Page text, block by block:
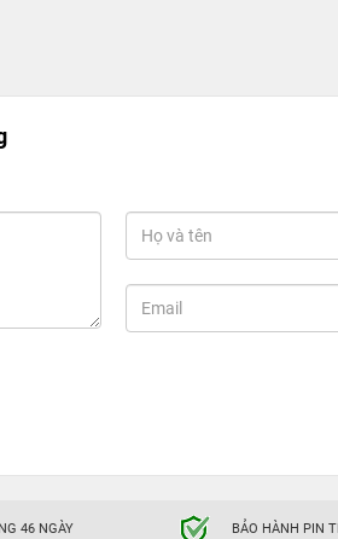
46 NGÀY BẢO HÀNH PIN